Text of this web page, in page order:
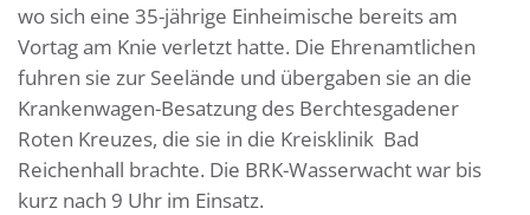
wo sich eine 35-jährige Einheimische bereits am
Vortag am Knie verletzt hatte. Die Ehrenamtlichen
fuhren sie zur Seelände und übergaben sie an die
Krankenwagen-Besatzung des Berchtesgadener
Roten Kreuzes, die sie in die Kreisklinik Bad
Reichenhall brachte. Die BRK-Wasserwacht war bis
kurz nach 9 Uhr im Einsatz.